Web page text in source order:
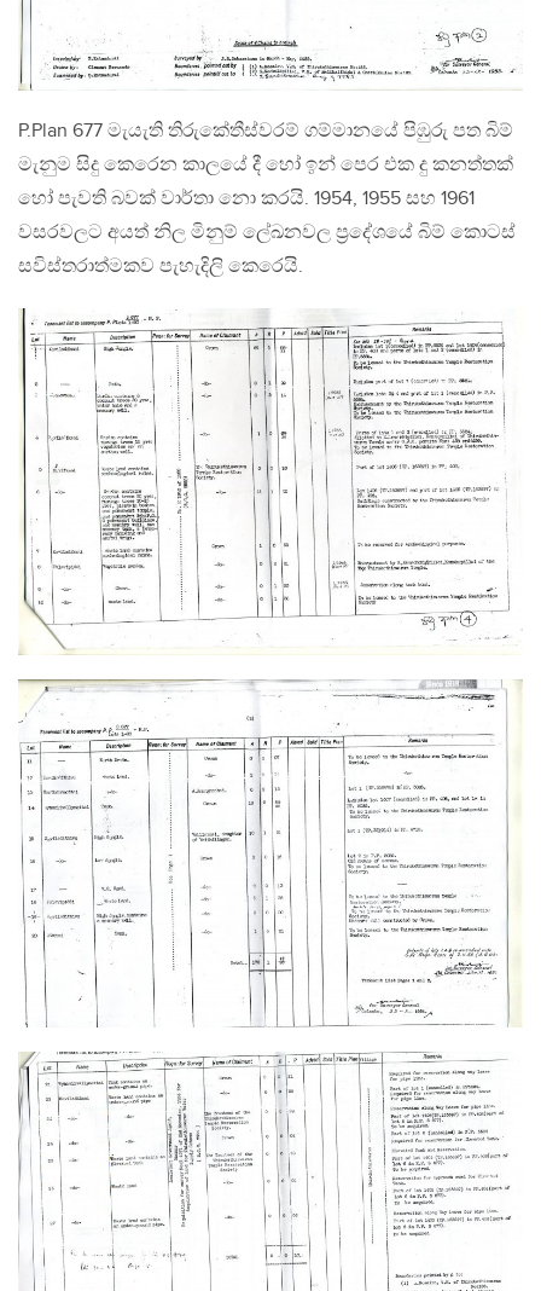
P.Plan 677 මැයැති තිරුකේතීස්වරම් ගම්මානයේ පිඹුරු පත බිම්
මැනුම සිදු කෙරෙන කාලයේ දී හෝ ඉන් පෙර එක දු කනත්තක්
හෝ පැවති බවක් වාර්තා නො කරයි. 1954, 1955 සහ 1961
වසරවලට අයත් නිල මිනුම් ලේඛනවල ප‍්‍රදේශයේ බිම් කොටස්
සවිස්තරාත්මකව පැහැදිලි කෙරෙයි.